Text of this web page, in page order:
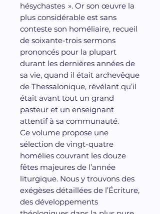
hésychastes ». Or son œuvre la
plus considérable est sans
conteste son homéliaire, recueil
de soixante-trois sermons
prononcés pour la plupart
durant les dernières années de
sa vie, quand il était archevêque
de Thessalonique, révélant qu’il
était avant tout un grand
pasteur et un enseignant
attentif à sa communauté.
Ce volume propose une
sélection de vingt-quatre
homélies couvrant les douze
fêtes majeures de l’année
liturgique. Nous y trouvons des
exégèses détaillées de l’Écriture,
des développements